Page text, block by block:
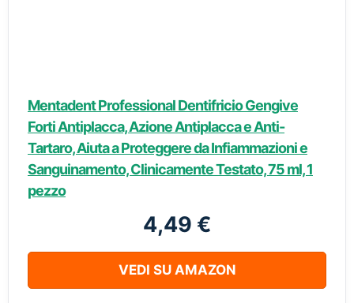
Mentadent Professional Dentifricio Gengive
Forti Antiplacca, Azione Antiplacca e Anti-
Tartaro, Aiuta a Proteggere da Infiammazioni e
Sanguinamento, Clinicamente Testato, 75 ml, 1
pezzo
4,49 €
VEDI SU AMAZON